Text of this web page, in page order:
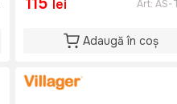
lei Art: AS-
Adaugă în coș